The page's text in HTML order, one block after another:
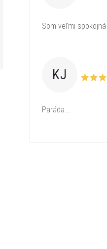
Som veľmi spokojná
KJ
Paráda...